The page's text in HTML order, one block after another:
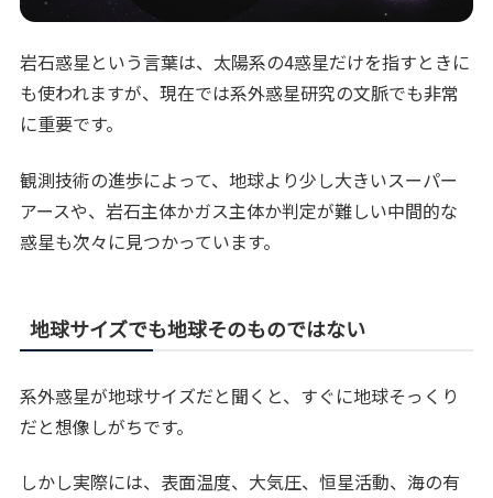
岩石惑星という言葉は、太陽系の4惑星だけを指すときに
も使われますが、現在では系外惑星研究の文脈でも非常
に重要です。
観測技術の進歩によって、地球より少し大きいスーパー
アースや、岩石主体かガス主体か判定が難しい中間的な
惑星も次々に見つかっています。
地球サイズでも地球そのものではない
系外惑星が地球サイズだと聞くと、すぐに地球そっくり
だと想像しがちです。
しかし実際には、表面温度、大気圧、恒星活動、海の有